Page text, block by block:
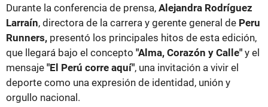
Durante la conferencia de prensa, Alejandra Rodríguez
Larraín, directora de la carrera y gerente general de Peru
Runners, presentó los principales hitos de esta edición,
que llegará bajo el concepto "Alma, Corazón y Calle" y el
mensaje "El Perú corre aquí", una invitación a vivir el
deporte como una expresión de identidad, unión y
orgullo nacional.